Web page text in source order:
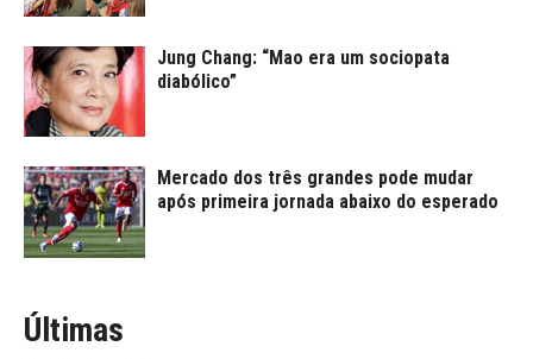
Jung Chang: “Mao era um sociopata
diabólico”
Mercado dos três grandes pode mudar
após primeira jornada abaixo do esperado
Últimas